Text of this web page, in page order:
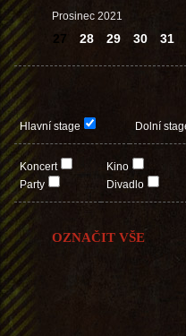
Prosinec 2021
27 28 29 30 31
Hlavní stage Dolní
Koncert
Party
Kino
Divadlo
OZNAČIT VŠE